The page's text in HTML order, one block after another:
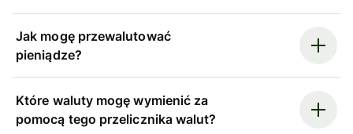
Jak mogę przewalutować
pieniądze?
Które waluty mogę wymienić za
pomocą tego przelicznika walut?